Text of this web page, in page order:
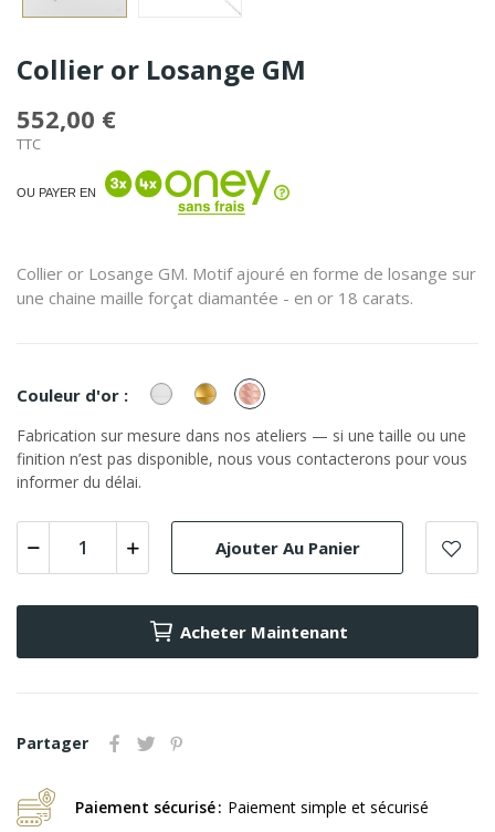
Collier or Losange GM
552,00 €
TTC
OU PAYER EN
Collier or Losange GM. Motif ajouré en forme de losange sur
une chaine maille forçat diamantée - en or 18 carats.
Couleur d'or : or
Blanc
or
Jaune
or
Rose
Fabrication sur mesure dans nos ateliers — si une taille ou une
finition n’est pas disponible, nous vous contacterons pour vous
informer du délai.
Ajouter Au Panier
Acheter Maintenant
Partager
Paiement sécurisé Paiement simple et sécurisé